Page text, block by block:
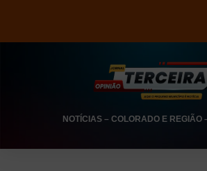
NOTÍCIAS– COLORADO E REGIÃO